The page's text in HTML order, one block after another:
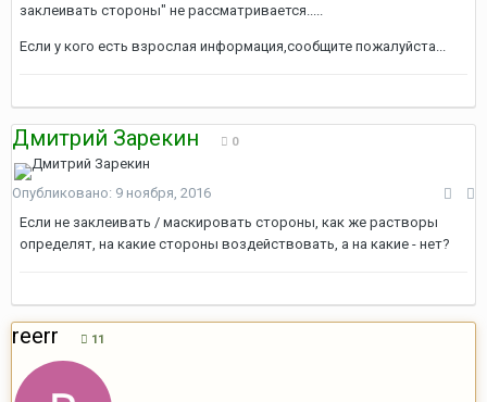
заклеивать стороны" не рассматривается.....
Если у кого есть взрослая информация,сообщите пожалуйста...
Дмитрий Зарекин 0
Опубликовано: 9 ноября, 2016
Если не заклеивать / маскировать стороны, как же растворы
определят, на какие стороны воздействовать, а на какие - нет?
reerr 11